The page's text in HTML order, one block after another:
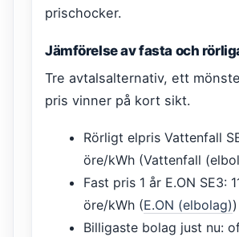
prischocker.
Jämförelse av fasta och
Tre avtalsalternativ, ett
pris vinner på kort sikt.
Rörligt elpris Vattenfall
öre/kWh (Vattenfall
Fast pris 1 år E.ON SE3:
öre/kWh (E.ON (elbolag))
Billigaste bolag just nu: